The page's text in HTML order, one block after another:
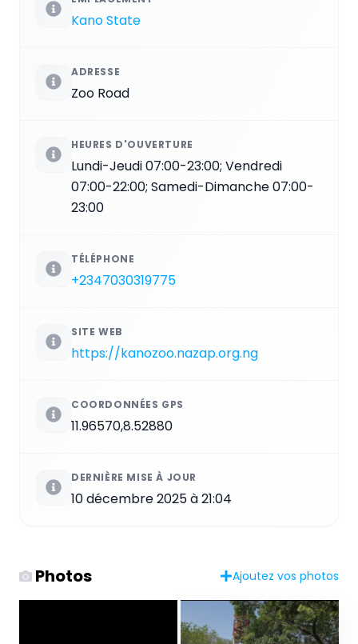
Kano State
ADRESSE
Zoo Road
HEURES D'OUVERTURE
Lundi-Jeudi 07:00-23:00; Vendredi
07:00-22:00; Samedi-Dimanche 07:00-
23:00
TÉLÉPHONE
+2347030319775
SITE WEB
https://kanozoo.nazap.org.ng
COORDONNÉES GPS
11.96570,8.52880
DERNIÈRE MISE À JOUR
10 décembre 2025 à 21:04
Photos Ajoutez vos photos